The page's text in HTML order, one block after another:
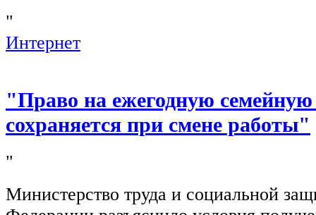
"
Интернет
"Право на ежегодную
сохраняется при смене работы"
"
Министерство труда и социальной